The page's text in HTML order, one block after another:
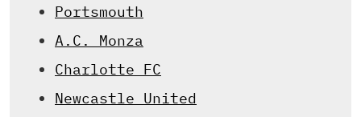
Portsmouth
A.C. Monza
Charlotte FC
Newcastle United